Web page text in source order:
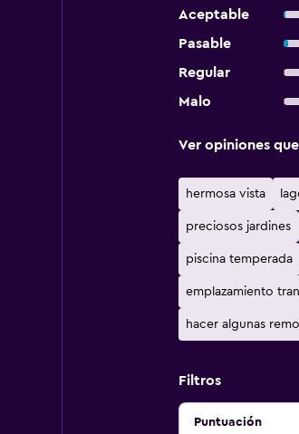
Aceptable
Pasable
Regular
Malo
Ver opiniones
hermosa vista
preciosos jardines
piscina temperada
emplazamiento
hacer algunas
Filtros
Puntuación